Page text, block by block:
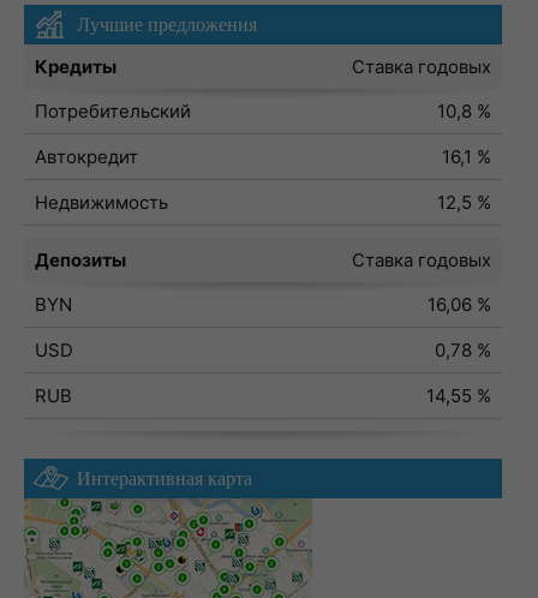
Лучшие предложения
Кредиты
Ставка годовых
Потребительский
10,8 %
Автокредит
16,1 %
Недвижимость
12,5 %
Депозиты
Ставка годовых
BYN
16,06 %
USD
0,78 %
RUB
14,55 %
Интерактивная карта